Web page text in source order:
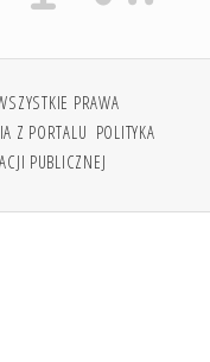
PRAWA
Z PORTALU POLITYKA
PUBLICZNEJ